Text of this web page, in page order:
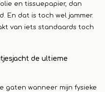
en tissuepapier, dan
En dat is toch wel jammer.
van iets standaards toch
de ultieme
gaten wanneer mijn fysieke